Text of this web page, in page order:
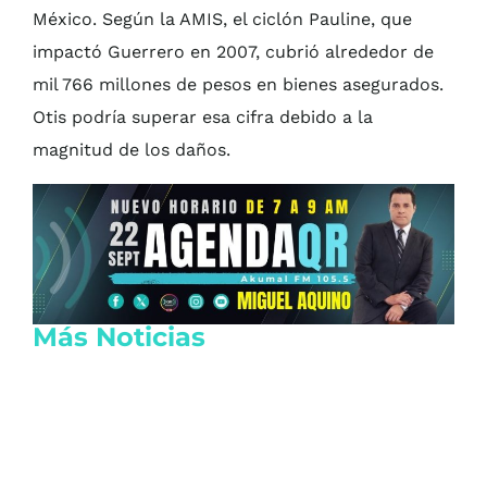
México. Según la AMIS, el ciclón Pauline, que
impactó Guerrero en 2007, cubrió alrededor de
mil 766 millones de pesos en bienes asegurados.
Otis podría superar esa cifra debido a la
magnitud de los daños.
Más Noticias